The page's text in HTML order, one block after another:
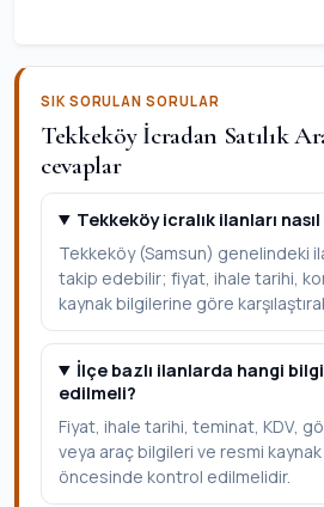
SIK SORULAN SORULAR
Tekkeköy İcradan Satılık
cevaplar
Tekkeköy icralık ilanları
Tekkeköy (Samsun) genelindeki
takip edebilir; fiyat, ihale tarihi,
kaynak bilgilerine göre
İlçe bazlı ilanlarda hangi
edilmeli?
Fiyat, ihale tarihi, teminat, KDV,
veya araç bilgileri ve resmi kaynak
öncesinde kontrol edilmelidir.